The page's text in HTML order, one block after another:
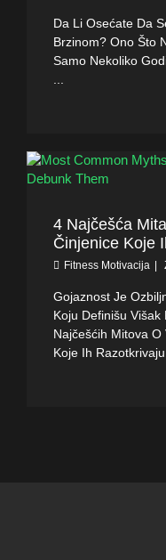
Da Li Osećate Da
Brzinom? Ono Što
Samo Nekoliko
...
4 Najčešća
Činjenice Koje
Fitness Motivacija
Gojaznost Je
Koju Definišu
Najčešćih Mitova
Koje Ih